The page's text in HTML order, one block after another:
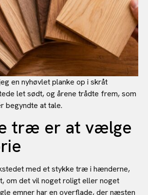
en nyhøvlet planke op i skråt
let sødt, og årene trådte frem, som
at tale.
træ er at vælge
med et stykke træ i hænderne,
om det vil noget roligt eller noget
emner har en overflade, der næsten